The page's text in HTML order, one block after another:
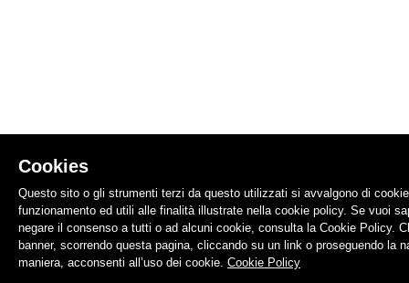
Cookies
Questo sito o gli strumenti terzi da questo utilizzati si avvalgono di
funzionamento ed utili alle finalità illustrate nella cookie policy. Se vuoi
negare il consenso a tutti o ad alcuni cookie, consulta la Cookie Policy.
banner, scorrendo questa pagina, cliccando su un link o proseguendo la
maniera, acconsenti all’uso dei cookie. Cookie Policy